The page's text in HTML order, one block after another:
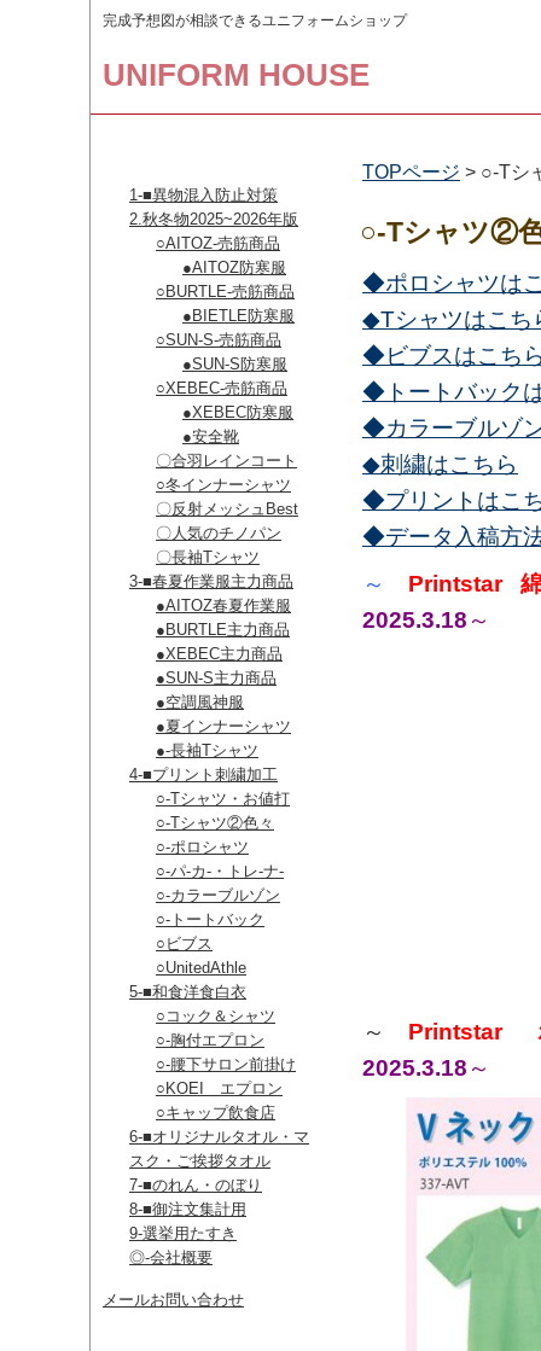
完成予想図が相談できるユニフォームショップ
UNIFORM HOUSE
TOPページ > ○-Tシ
○-Tシャツ②
◆ポロシャツは
◆Tシャツはこち
◆ビブスはこち
◆トートバック
◆カラーブルゾ
◆刺繍はこちら
◆プリントはこ
◆データ入稿方
～ Printstar
2025.3.18 ～
～ Printstar
2025.3.18 ～
1-■異物混入防止対策
2.秋冬物2025~2026年版
○AITOZ-売筋商品
●AITOZ防寒服
○BURTLE-売筋商品
●BIETLE防寒服
○SUN-S-売筋商品
●SUN-S防寒服
○XEBEC-売筋商品
●XEBEC防寒服
●安全靴
〇合羽レインコート
○冬インナーシャツ
〇反射メッシュBest
〇人気のチノパン
〇長袖Tシャツ
3-■春夏作業服主力商品
●AITOZ春夏作業服
●BURTLE主力商品
●XEBEC主力商品
●SUN-S主力商品
●空調風神服
●夏インナーシャツ
●-長袖Tシャツ
4-■プリント刺繍加工
○-Tシャツ・お値打
○-Tシャツ②色々
○-ポロシャツ
○-パ-カ-・トレ-ナ-
○-カラーブルゾン
○-トートバック
○ビブス
○UnitedAthle
5-■和食洋食白衣
○コック＆シャツ
○-胸付エプロン
○-腰下サロン前掛け
○KOEI エプロン
○キャップ飲食店
6-■オリジナルタオル・マ
スク・ご挨拶タオル
7-■のれん・のぼり
8-■御注文集計用
9-選挙用たすき
◎-会社概要
メールお問い合わせ